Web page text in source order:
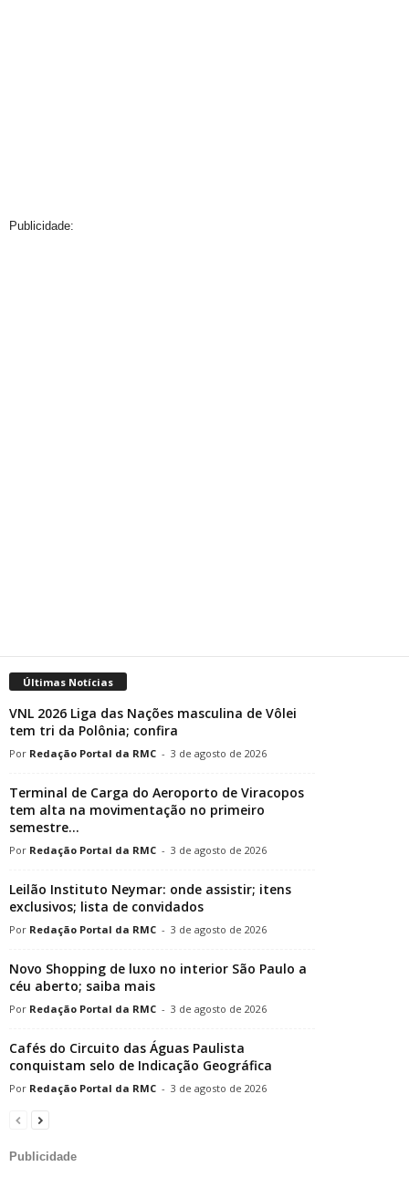
Publicidade:
Últimas Notícias
VNL 2026 Liga das Nações masculina de Vôlei
tem tri da Polônia; confira
Redação Portal da RMC - 3 de agosto de 2026
Terminal de Carga do Aeroporto de Viracopos
tem alta na movimentação no primeiro
semestre...
Redação Portal da RMC - 3 de agosto de 2026
Leilão Instituto Neymar: onde assistir; itens
exclusivos; lista de convidados
Redação Portal da RMC - 3 de agosto de 2026
Novo Shopping de luxo no interior São Paulo a
céu aberto; saiba mais
Redação Portal da RMC - 3 de agosto de 2026
Cafés do Circuito das Águas Paulista
conquistam selo de Indicação Geográfica
Redação Portal da RMC - 3 de agosto de 2026
Publicidade